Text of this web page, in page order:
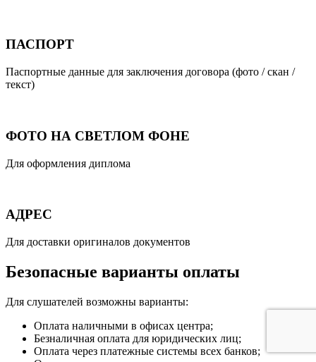
ПАСПОРТ
Паспортные данные для заключения договора (фото / скан /
текст)
ФОТО НА СВЕТЛОМ ФОНЕ
Для оформления диплома
АДРЕС
Для доставки оригиналов документов
Безопасные варианты оплаты
Для слушателей возможны варианты:
Оплата наличными в офисах центра;
Безналичная оплата для юридических лиц;
Оплата через платежные системы всех банков;